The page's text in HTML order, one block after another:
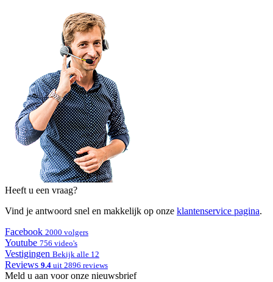
Heeft u een vraag?
Vind je antwoord snel en makkelijk op onze klantenservice pagina.
Facebook 2000 volgers
Youtube 756 video's
Vestigingen Bekijk alle 12
Reviews 9.4 uit 2896 reviews
Meld u aan voor onze nieuwsbrief